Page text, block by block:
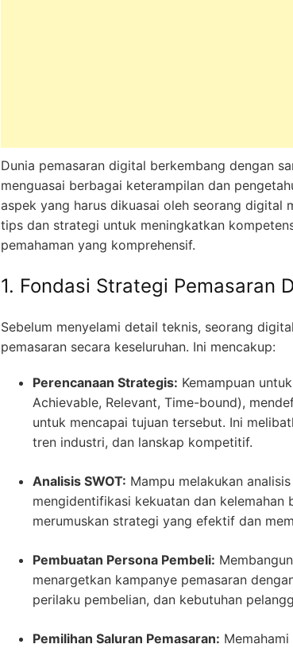
Dunia pemasaran digital berkembang dengan
menguasai berbagai keterampilan dan
aspek yang harus dikuasai oleh seorang digital
tips dan strategi untuk meningkatkan
pemahaman yang komprehensif.
1. Fondasi Strategi Pemasaran
Sebelum menyelami detail teknis, seorang
pemasaran secara keseluruhan. Ini mencakup:
Perencanaan Strategis: Kemampuan
Achievable, Relevant, Time-bound),
untuk mencapai tujuan tersebut. Ini
tren industri, dan lanskap kompetitif.
Analisis SWOT: Mampu melakukan
mengidentifikasi kekuatan dan kelemahan
merumuskan strategi yang efektif dan
Pembuatan Persona Pembeli:
menargetkan kampanye pemasaran
perilaku pembelian, dan kebutuhan
Pemilihan Saluran Pemasaran: